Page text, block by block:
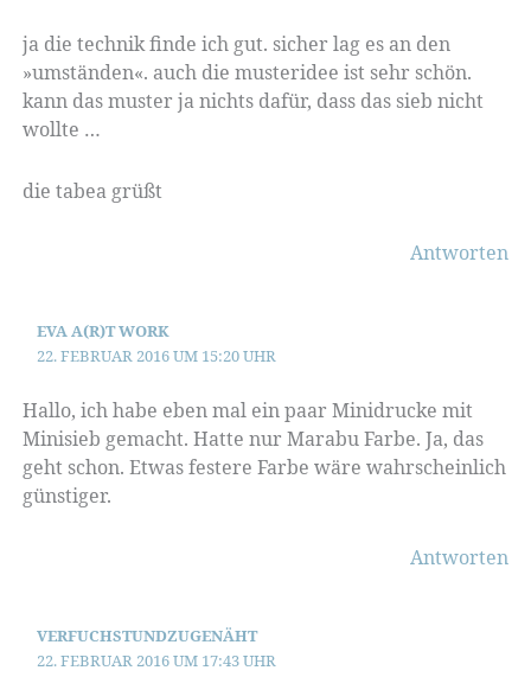
ja die technik finde ich gut. sicher lag es an den
»umständen«. auch die musteridee ist sehr schön.
kann das muster ja nichts dafür, dass das sieb nicht
wollte …
die tabea grüßt
Antworten
EVA A(R)T WORK
22. FEBRUAR 2016 UM 15:20 UHR
Hallo, ich habe eben mal ein paar Minidrucke mit
Minisieb gemacht. Hatte nur Marabu Farbe. Ja, das
geht schon. Etwas festere Farbe wäre wahrscheinlich
günstiger.
Antworten
VERFUCHSTUNDZUGENÄHT
22. FEBRUAR 2016 UM 17:43 UHR